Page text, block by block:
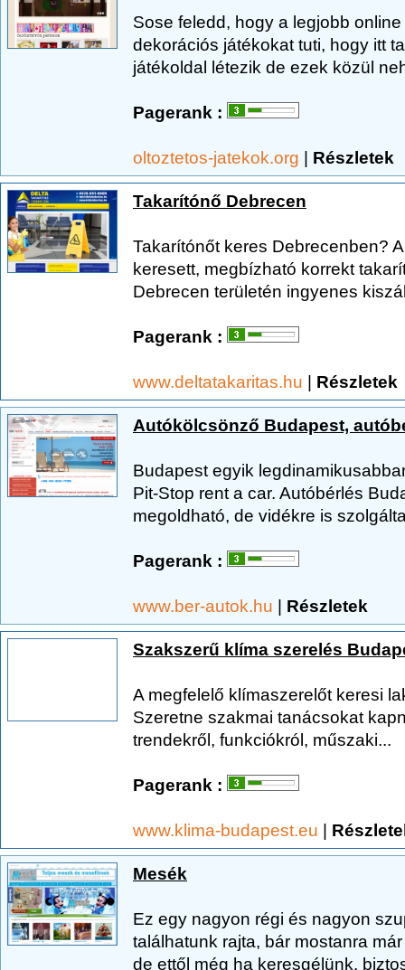
Sose feledd, hogy a legjobb
dekorációs játékokat tuti, hogy itt
játékoldal létezik de ezek közül
Pagerank :
oltoztetos-jatekok.org | Részletek
Takarítónő Debrecen
Takarítónőt keres Debrecenben?
keresett, megbízható korrekt
Debrecen területén ingyenes
Pagerank :
www.deltatakaritas.hu | Részletek
Autókölcsönző Budapest,
Budapest egyik
Pit-Stop rent a car. Autóbérlés
megoldható, de vidékre is
Pagerank :
www.ber-autok.hu | Részletek
Szakszerű klíma szerelés
A megfelelő klímaszerelőt keresi
Szeretne szakmai tanácsokat
trendekről, funkciókról, műszaki...
Pagerank :
www.klima-budapest.eu |
Mesék
Ez egy nagyon régi és nagyon
találhatunk rajta, bár mostanra
de ettől még ha keresgélünk,